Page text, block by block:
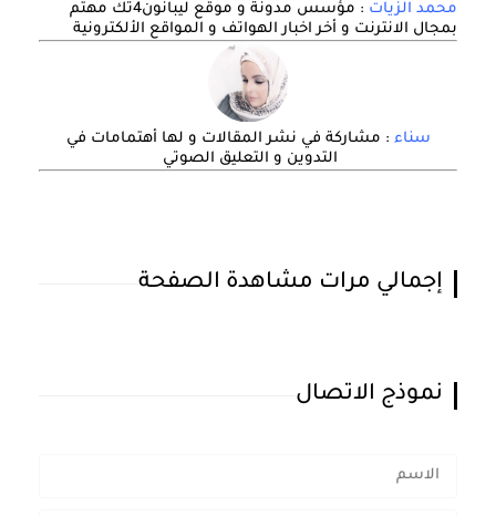
محمد الزيات
: مؤسس مدونة و موقع ليبانون4تك مهتم
بمجال الانترنت و أخر اخبار الهواتف و المواقع الألكترونية
سناء : مشاركة في نشر المقالات و لها أهتمامات في
التدوين و التعليق الصوتي
إجمالي مرات مشاهدة الصفحة
نموذج الاتصال